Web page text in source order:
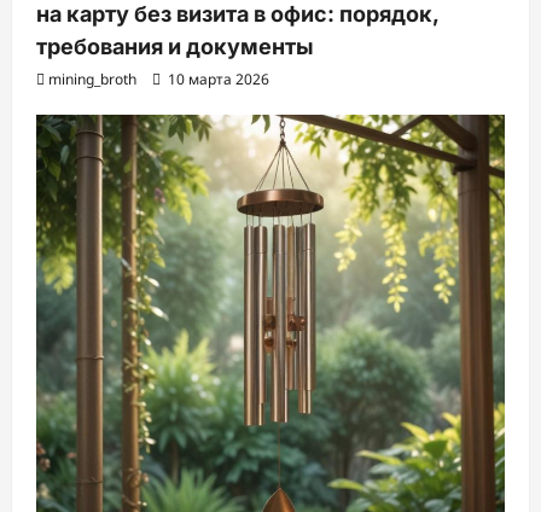
на карту без визита в офис: порядок,
требования и документы
mining_broth 10 марта 2026